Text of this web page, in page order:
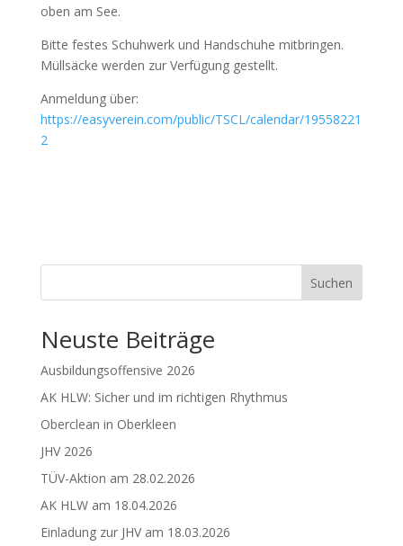
oben am See.
Bitte festes Schuhwerk und Handschuhe mitbringen.
Müllsäcke werden zur Verfügung gestellt.
Anmeldung über:
https://easyverein.com/public/TSCL/calendar/19558221
2
Suchen
Neuste Beiträge
Ausbildungsoffensive 2026
AK HLW: Sicher und im richtigen Rhythmus
Oberclean in Oberkleen
JHV 2026
TÜV-Aktion am 28.02.2026
AK HLW am 18.04.2026
Einladung zur JHV am 18.03.2026